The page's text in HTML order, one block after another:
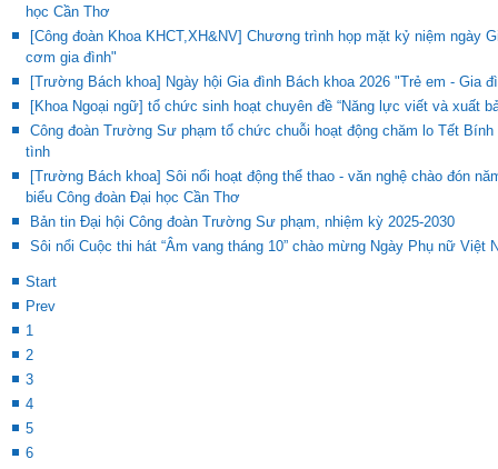
học Cần Thơ
[Công đoàn Khoa KHCT,XH&NV] Chương trình họp mặt kỷ niệm ngày
cơm gia đình"
[Trường Bách khoa] Ngày hội Gia đình Bách khoa 2026 "Trẻ em - Gia
[Khoa Ngoại ngữ] tổ chức sinh hoạt chuyên đề “Năng lực viết và xuất
Công đoàn Trường Sư phạm tổ chức chuỗi hoạt động chăm lo Tết
tình
[Trường Bách khoa] Sôi nổi hoạt động thể thao - văn nghệ chào đón
biểu Công đoàn Đại học Cần Thơ
Bản tin Đại hội Công đoàn Trường Sư phạm, nhiệm kỳ 2025-2030
Sôi nổi Cuộc thi hát “Âm vang tháng 10” chào mừng Ngày Phụ nữ Việt
Start
Prev
1
2
3
4
5
6